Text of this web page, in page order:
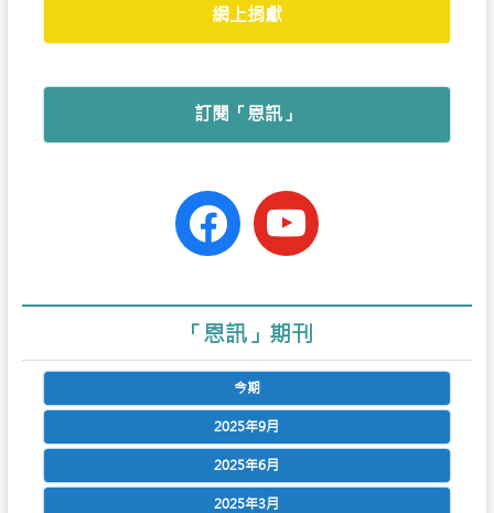
網上捐獻
訂閱「恩訊」
facebook-
official
youtube
「恩訊」期刊
今期
2025年9月
2025年6月
2025年3月